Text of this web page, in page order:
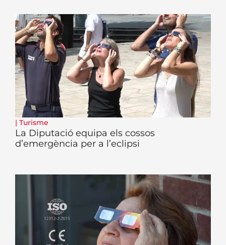
| Turisme
La Diputació equipa els cossos
d’emergència per a l’eclipsi